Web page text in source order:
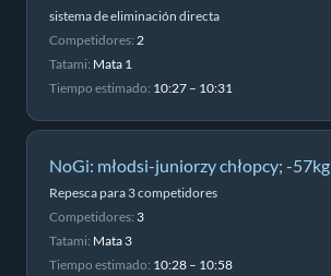
sistema de eliminación directa
Competidores: 2
Tatami: Mata 1
Tiempo estimado: 10:27 – 10:31
NoGi: młodsi-juniorzy chłopcy; -57kg
Repesca para 3 competidores
Competidores: 3
Tatami: Mata 3
Tiempo estimado: 10:28 – 10:58